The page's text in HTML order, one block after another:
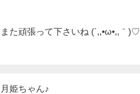
また頑張って下さいね (´,,•ω•,,｀)♡
月姫ちゃん♪